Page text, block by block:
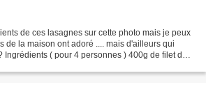
de ces lasagnes sur cette photo mais je peux
de la maison ont adoré .... mais d'ailleurs qui
Ingrédients ( pour 4 personnes ) 400g de filet de